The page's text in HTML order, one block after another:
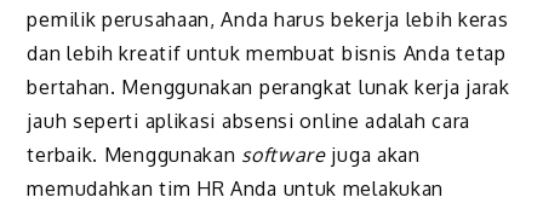
pemilik perusahaan, Anda harus bekerja lebih keras
dan lebih kreatif untuk membuat bisnis Anda tetap
bertahan. Menggunakan perangkat lunak kerja jarak
jauh seperti aplikasi absensi online adalah cara
terbaik. Menggunakan softwarejuga akan
memudahkan tim HR Anda untuk melakukan